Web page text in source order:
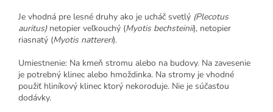
Je vhodná pre lesné druhy ako je ucháč svetlý (Plecotus
auritus)netopier veľkouchý (Myotis bechsteinii), netopier
riasnatý (Myotis nattereri).
Umiestnenie: Na kmeň stromu alebo na budovy. Na zavesenie
je potrebný klinec alebo hmoždinka. Na stromy je vhodné
použiť hliníkový klinec ktorý nekoroduje. Nie je súčasťou
dodávky.